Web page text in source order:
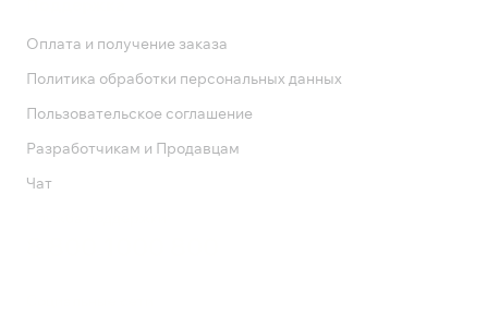
Оплата и получение заказа
Политика обработки персональных данных
Пользовательское соглашение
Разработчикам и Продавцам
Чат